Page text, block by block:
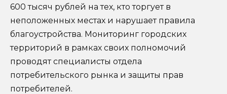
600 тысяч рублей на тех, кто торгует в
неположенных местах и нарушает правила
благоустройства. Мониторинг городских
территорий в рамках своих полномочий
проводят специалисты отдела
потребительского рынка и защиты прав
потребителей.